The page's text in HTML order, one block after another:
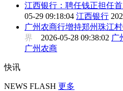
江西银行：聘任钱正担任
05-29 09:18:04 江西银行
广州农商行增持郑州珠江
界 2026-05-28 09:38:02 广
广州农商
快讯
NEWS FLASH 更多